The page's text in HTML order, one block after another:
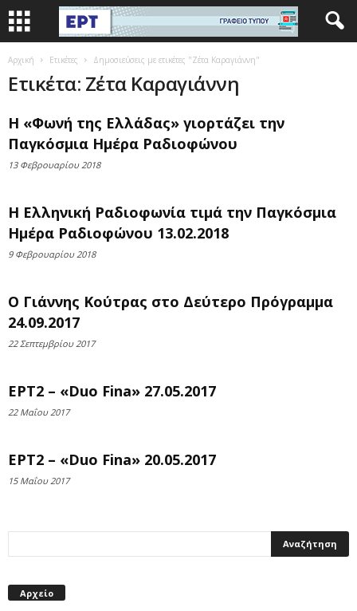
Αρχική Ετικέτες Δημοσιεύσεις με ετικέτες "Ζέτα Καραγιάννη"
Ετικέτα: Ζέτα Καραγιάννη
Η «Φωνή της Ελλάδας» γιορτάζει την
Παγκόσμια Ημέρα Ραδιοφώνου
13 Φεβρουαρίου 2018
Η Ελληνική Ραδιοφωνία τιμά την Παγκόσμια
Ημέρα Ραδιοφώνου 13.02.2018
9 Φεβρουαρίου 2018
Ο Γιάννης Κούτρας στο Δεύτερο Πρόγραμμα
24.09.2017
22 Σεπτεμβρίου 2017
ΕΡΤ2 – «Duo Fina» 27.05.2017
22 Μαΐου 2017
ΕΡΤ2 – «Duo Fina» 20.05.2017
15 Μαΐου 2017
Αρχείο